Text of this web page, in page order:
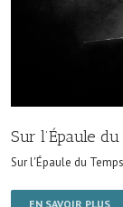
Sur l’Épaule du
Sur l'Épaule du Temps
EN SAVOIR PLUS